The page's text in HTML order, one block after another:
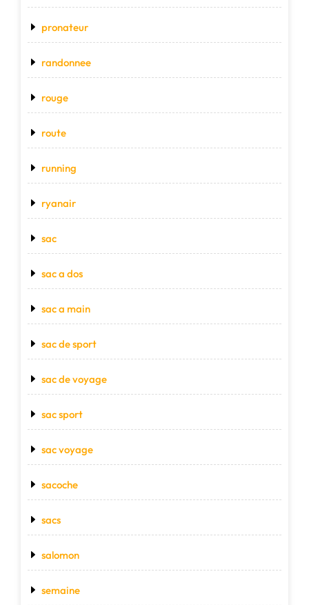
pronateur
randonnee
rouge
route
running
ryanair
sac
sac a dos
sac a main
sac de sport
sac de voyage
sac sport
sac voyage
sacoche
sacs
salomon
semaine